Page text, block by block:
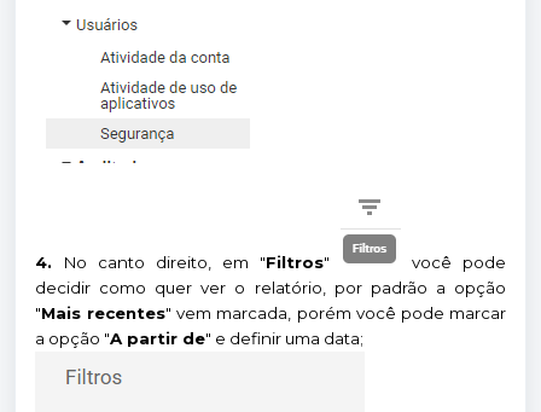
4. No canto direito, em "Filtros"
você pode
decidir como quer ver o relatório, por padrão a opção
"Mais recentes" vem marcada, porém você pode marcar
a opção "A partir de" e definir uma data;